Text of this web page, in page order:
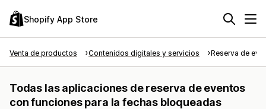
Shopify App Store
Venta de productos Contenidos digitales y servicios Reserva de
Todas las aplicaciones de reserva de eventos
con funciones para la fechas bloqueadas